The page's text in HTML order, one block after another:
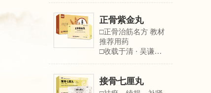
□《中华中医药学会
中医诊疗指南》推荐
用药
□用于治疗高热、中
郁症、睡眠障碍等多
种疾病 ……
正骨紫金丸
□正骨治筋名方 教材
推荐用药
□收载于清 · 吴谦
名。
□《中西医结合骨伤
接骨七厘丸